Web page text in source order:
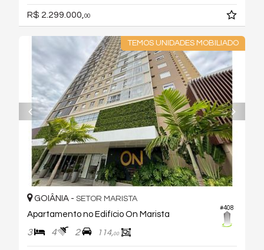
R$ 2.299.000, 00
TEMOS UNIDADES MOBILIADO
#408
GOIÂNIA - SETOR MARISTA
Apartamento no Edifício On Marista
3 4 2 114,00